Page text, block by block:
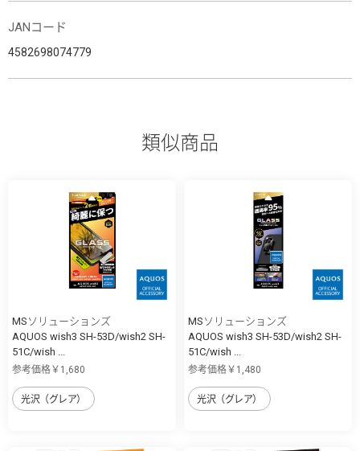
JANコード
4582698074779
類似商品
MSソリューションズ
AQUOS wish3 SH-53D/wish2 SH-
51C/wish ...
参考価格￥1,680
光沢（グレア）
MSソリューションズ
AQUOS wish3 SH-53D/wish2 SH-
51C/wish ...
参考価格￥1,480
光沢（グレア）